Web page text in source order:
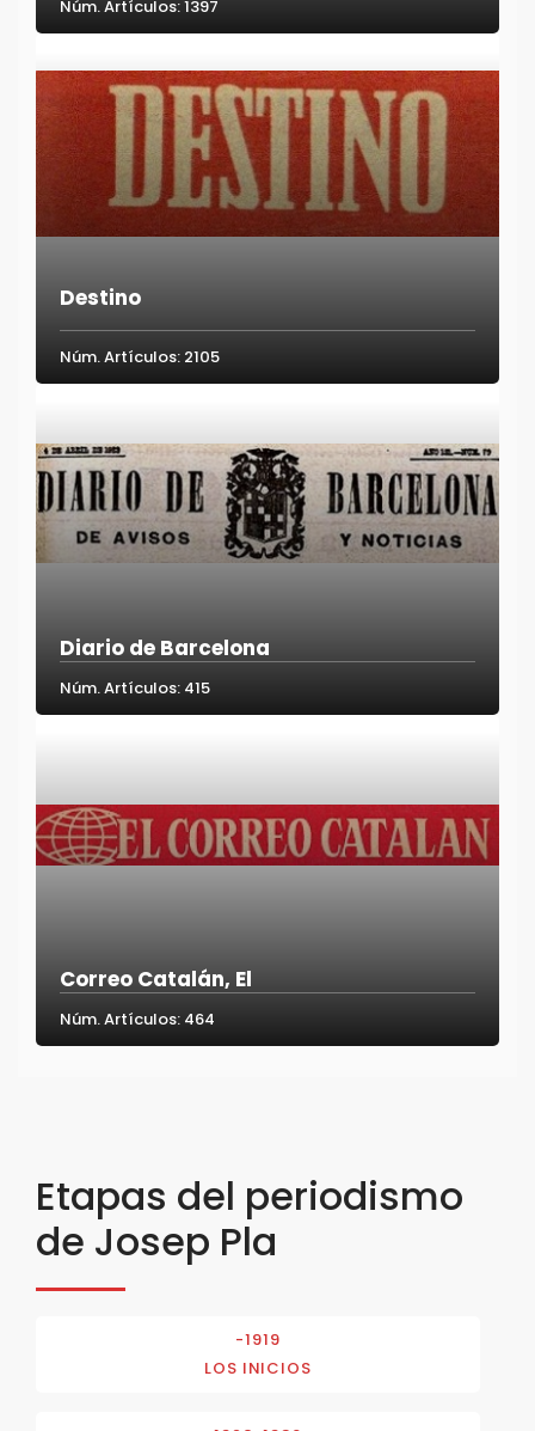
Núm. Artículos: 1397
Destino
Núm. Artículos: 2105
Diario de Barcelona
Núm. Artículos: 415
Correo Catalán, El
Núm. Artículos: 464
Etapas del periodismo
de Josep Pla
-1919
LOS INICIOS